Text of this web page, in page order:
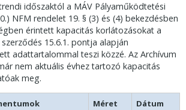
időszaktól a MÁV Pályaműködtetési
NFM rendelet 19. § (3) és (4) bekezdésben
érintett kapacitás korlátozásokat a
15.6.1. pontja alapján
adattartalommal teszi közzé. Az Archívum
nem aktuális évhez tartozó kapacitás
meg.
Méret
Dátum